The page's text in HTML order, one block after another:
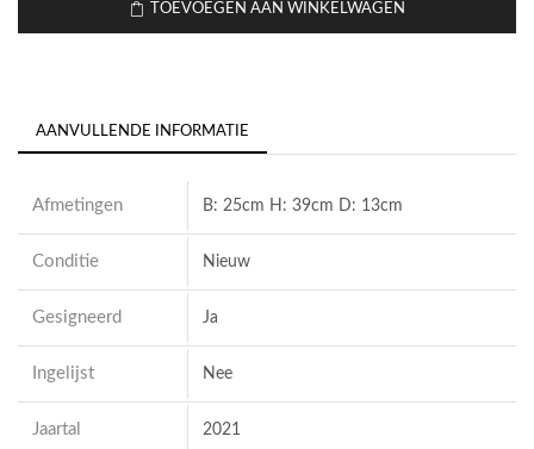
TOEVOEGEN AAN WINKELWAGEN
AANVULLENDE INFORMATIE
Afmetingen B: 25cm H: 39cm D: 13cm
Conditie Nieuw
Gesigneerd Ja
Ingelijst Nee
Jaartal 2021